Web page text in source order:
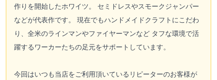
作りを開始したホワイツ。 セミドレスやスモークジャンパー
などが代表作です。 現在でもハンドメイドクラフトにこだわ
り、全米のラインマンやファイヤーマンなど タフな環境で活
躍するワーカーたちの足元をサポートしています。
今回はいつも当店をご利用頂いているリピーターのお客様が